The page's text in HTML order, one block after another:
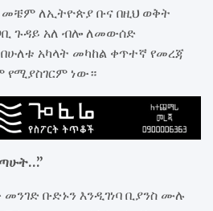
መቼም ለኢትዮጵያ ቡና በዚህ ወቅት
ጉዳይ አለ ብሎ ለመውሰድ
አካላት መካከል ቀጥተኛ የመረጃ
የሚያስገርም ነው።
ቡድኑን እንዲገነባ ቢያንስ ሙሉ